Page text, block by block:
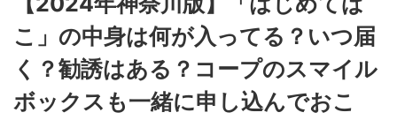
こ」の中身は何が入ってる？いつ届
く？勧誘はある？コープのスマイル
ボックスも一緒に申し込んでおこ